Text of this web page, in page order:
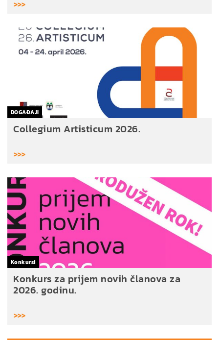
>>>
DOGAĐAJI
Collegium Artisticum 2026.
>>>
Konkursi
Konkurs za prijem novih članova za
2026. godinu.
>>>